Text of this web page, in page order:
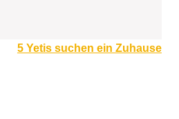
5 Yetis suchen ein Zuhause